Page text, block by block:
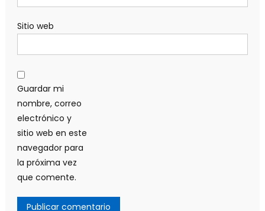
Sitio web
Guardar mi
nombre, correo
electrónico y
sitio web en este
navegador para
la próxima vez
que comente.